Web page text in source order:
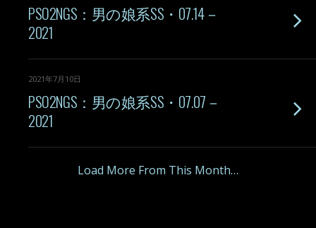
PSO2NGS：男の娘系SS・07.14－
2021
2021年7月10日
PSO2NGS：男の娘系SS・07.07－
2021
Load More From This Month…